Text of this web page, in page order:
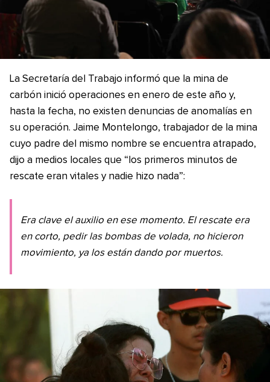
La Secretaría del Trabajo informó que la mina de
carbón inició operaciones en enero de este año y,
hasta la fecha, no existen denuncias de anomalías en
su operación. Jaime Montelongo, trabajador de la mina
cuyo padre del mismo nombre se encuentra atrapado,
dijo a medios locales que “los primeros minutos de
rescate eran vitales y nadie hizo nada”:
Era clave el auxilio en ese momento. El rescate era
en corto, pedir las bombas de volada, no hicieron
movimiento, ya los están dando por muertos.